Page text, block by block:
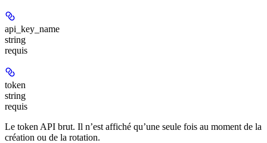
api_key_name
string
requis
token
string
requis
Le token API brut. Il n’est affiché qu’une seule fois au moment de la
création ou de la rotation.